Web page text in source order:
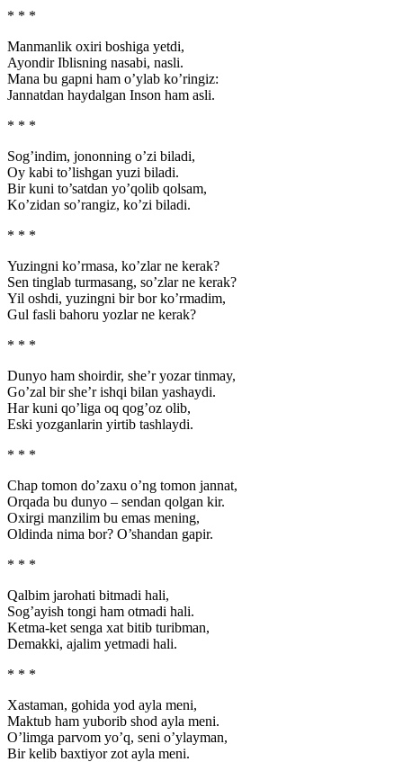
* * *
Manmanlik oxiri boshiga yetdi,
Ayondir Iblisning nasabi, nasli.
Mana bu gapni ham o’ylab ko’ringiz:
Jannatdan haydalgan Inson ham asli.
* * *
Sog’indim, jononning o’zi biladi,
Oy kabi to’lishgan yuzi biladi.
Bir kuni to’satdan yo’qolib qolsam,
Ko’zidan so’rangiz, ko’zi biladi.
* * *
Yuzingni ko’rmasa, ko’zlar ne kerak?
Sen tinglab turmasang, so’zlar ne kerak?
Yil oshdi, yuzingni bir bor ko’rmadim,
Gul fasli bahoru yozlar ne kerak?
* * *
Dunyo ham shoirdir, she’r yozar tinmay,
Go’zal bir she’r ishqi bilan yashaydi.
Har kuni qo’liga oq qog’oz olib,
Eski yozganlarin yirtib tashlaydi.
* * *
Chap tomon do’zaxu o’ng tomon jannat,
Orqada bu dunyo – sendan qolgan kir.
Oxirgi manzilim bu emas mening,
Oldinda nima bor? O’shandan gapir.
* * *
Qalbim jarohati bitmadi hali,
Sog’ayish tongi ham otmadi hali.
Ketma-ket senga xat bitib turibman,
Demakki, ajalim yetmadi hali.
* * *
Xastaman, gohida yod ayla meni,
Maktub ham yuborib shod ayla meni.
O’limga parvom yo’q, seni o’ylayman,
Bir kelib baxtiyor zot ayla meni.